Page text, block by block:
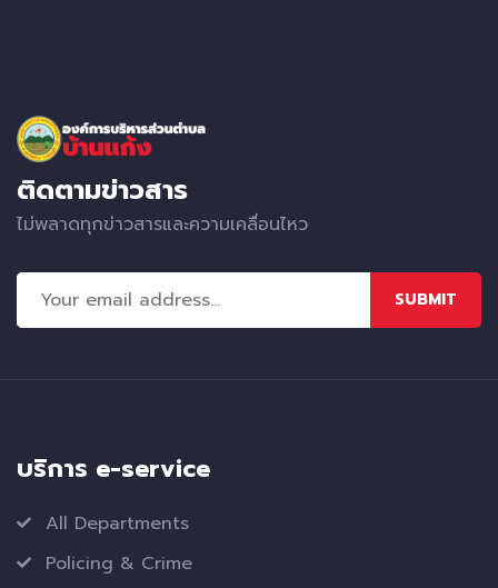
ติดตามข่าวสาร
ไม่พลาดทุกข่าวสารและความเคลื่อนไหว
SUBMIT
บริการ e-service
All Departments
Policing & Crime